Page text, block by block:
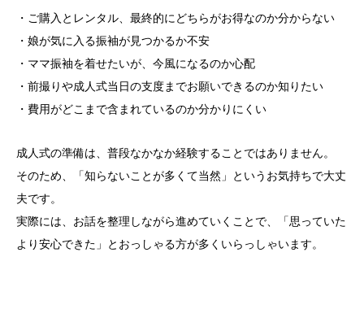
・ご購入とレンタル、最終的にどちらがお得なのか分からない
・娘が気に入る振袖が見つかるか不安
・ママ振袖を着せたいが、今風になるのか心配
・前撮りや成人式当日の支度までお願いできるのか知りたい
・費用がどこまで含まれているのか分かりにくい
成人式の準備は、普段なかなか経験することではありません。
そのため、「知らないことが多くて当然」というお気持ちで大丈
夫です。
実際には、お話を整理しながら進めていくことで、「思っていた
より安心できた」とおっしゃる方が多くいらっしゃいます。